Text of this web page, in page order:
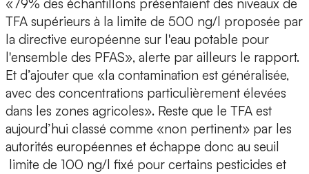
«79% des échantillons présentaient des niveaux de
TFA supérieurs à la limite de 500 ng/l proposée par
la directive européenne sur l'eau potable pour
l'ensemble des PFAS», alerte par ailleurs le rapport.
Et d’ajouter que «la contamination est généralisée,
avec des concentrations particulièrement élevées
dans les zones agricoles». Reste que le TFA est
aujourd’hui classé comme «non pertinent» par les
autorités européennes et échappe donc au seuil
limite de 100 ng/l fixé pour certains pesticides et